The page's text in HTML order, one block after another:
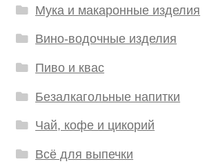
Мука и макаронные изделия
Вино-водочные изделия
Пиво и квас
Безалкагольные напитки
Чай, кофе и цикорий
Всё для выпечки